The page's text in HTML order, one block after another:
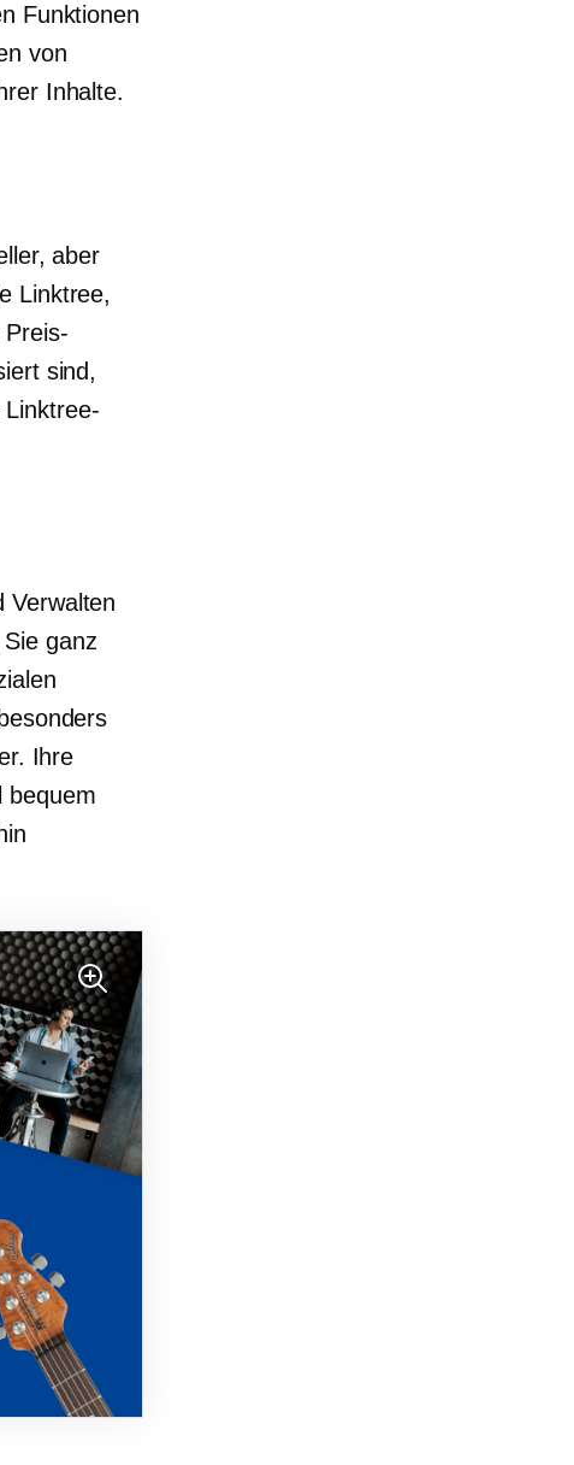
Funktionen
von
Inhalte.
aber
Linktree,
sind,
Verwalten
ganz
Ihre
bequem